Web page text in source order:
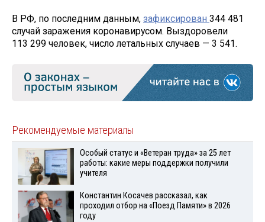
В РФ, по последним данным, зафиксирован 344 481
случай заражения коронавирусом. Выздоровели
113 299 человек, число летальных случаев — 3 541.
Рекомендуемые материалы
Особый статус и «Ветеран труда» за 25 лет
работы: какие меры поддержки получили
учителя
Константин Косачев рассказал, как
проходил отбор на «Поезд Памяти» в 2026
году